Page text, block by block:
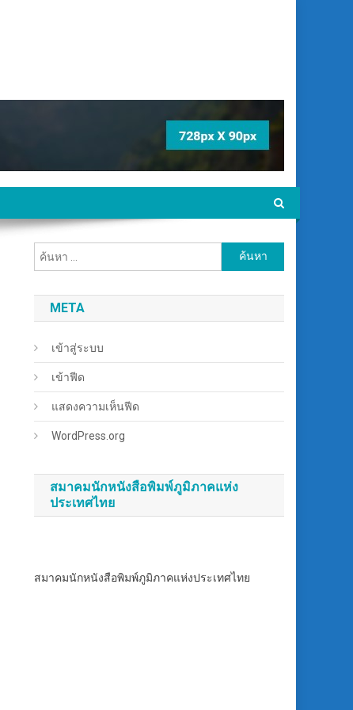
ค้นหา
สำหรับ:
META
เข้าสู่ระบบ
เข้าฟีด
แสดงความเห็นฟีด
WordPress.org
สมาคมนักหนังสือพิมพ์ภูมิภาคแห่ง
ประเทศไทย
สมาคมนักหนังสือพิมพ์ภูมิภาคแห่งประเทศไทย